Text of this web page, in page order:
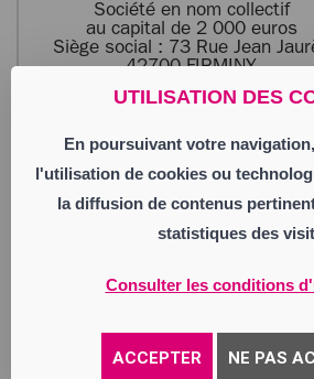
UTILISATION DES
En poursuivant votre
l'utilisation de cookies ou
la diffusion de contenus
statistiques des
Consulter les conditions
ACCEPTER NE PAS
Société en nom collectif
au capital de 2 000 euros
Siège social : 73 Rue Jean
42700 FIRMINY
823 631 080 RCS SAINT
Par décisions de l’associé unique
du 18/08/2025, l’associé unique a
acte de la démission de Monsieur
BERGER de ses fonctions de
procédé à son remplacement.
La Gérance